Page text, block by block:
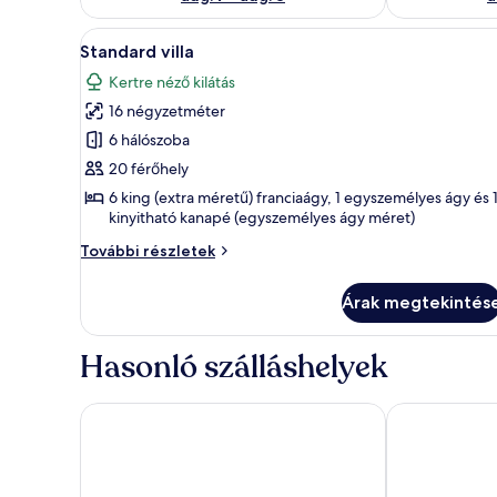
A
következő
szoba
összes
képének
megtekintése:
Standard
villa
Standard villa | 6 hálószoba és
11
Standard villa
Kertre néző kilátás
16 négyzetméter
6 hálószoba
20 férőhely
6 king (extra méretű) franciaágy, 1 egyszemélyes ágy és 1
kinyitható kanapé (egyszemélyes ágy méret)
További részletek
Standard
Árak
Hasonló szálláshelyek
Baile Puturoasa Nest Inn